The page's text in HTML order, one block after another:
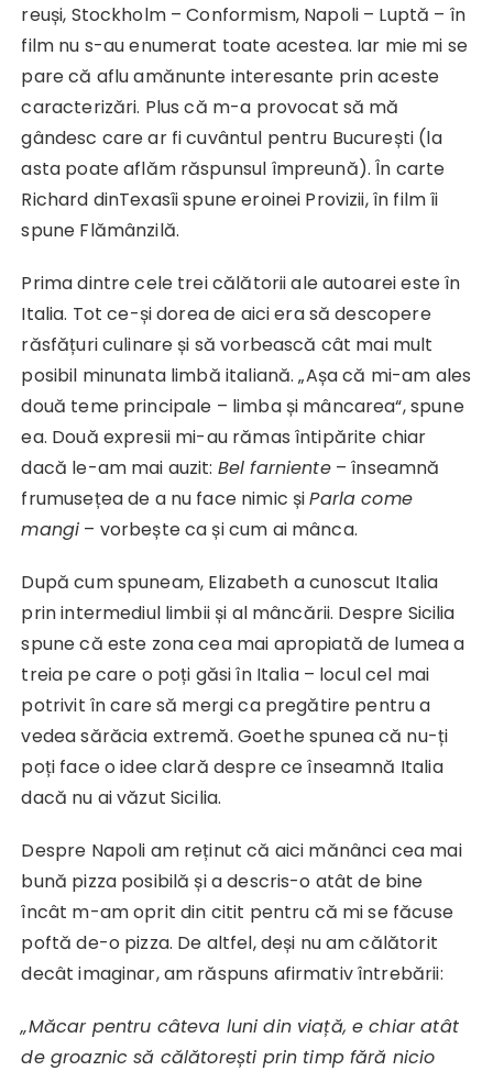
reuși, Stockholm – Conformism, Napoli – Luptă – în
film nu s-au enumerat toate acestea. Iar mie mi se
pare că aflu amănunte interesante prin aceste
caracterizări. Plus că m-a provocat să mă
gândesc care ar fi cuvântul pentru București (la
asta poate aflăm răspunsul împreună). În carte
Richard dinTexasîi spune eroinei Provizii, în film îi
spune Flămânzilă.
Prima dintre cele trei călătorii ale autoarei este în
Italia. Tot ce-și dorea de aici era să descopere
răsfățuri culinare și să vorbească cât mai mult
posibil minunata limbă italiană. „Așa că mi-am ales
două teme principale – limba și mâncarea“, spune
ea. Două expresii mi-au rămas întipărite chiar
dacă le-am mai auzit: Bel farniente– înseamnă
frumusețea de a nu face nimic șiParla come
mangi – vorbește ca și cum ai mânca.
După cum spuneam, Elizabeth a cunoscut Italia
prin intermediul limbii și al mâncării. Despre Sicilia
spune că este zona cea mai apropiată de lumea a
treia pe care o poți găsi în Italia – locul cel mai
potrivit în care să mergi ca pregătire pentru a
vedea sărăcia extremă. Goethe spunea că nu-ți
poți face o idee clară despre ce înseamnă Italia
dacă nu ai văzut Sicilia.
Despre Napoli am reținut că aici mănânci cea mai
bună pizza posibilă și a descris-o atât de bine
încât m-am oprit din citit pentru că mi se făcuse
poftă de-o pizza. De altfel, deși nu am călătorit
decât imaginar, am răspuns afirmativ întrebării:
„Măcar pentru câteva luni din viață, e chiar atât
de groaznic să călătorești prin timp fără nicio